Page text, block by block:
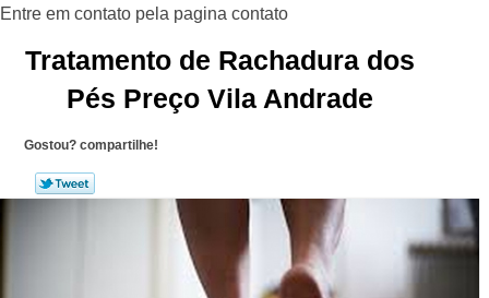
Tratamento de Rachadura dos
Pés Preço Vila Andrade
Gostou? compartilhe!